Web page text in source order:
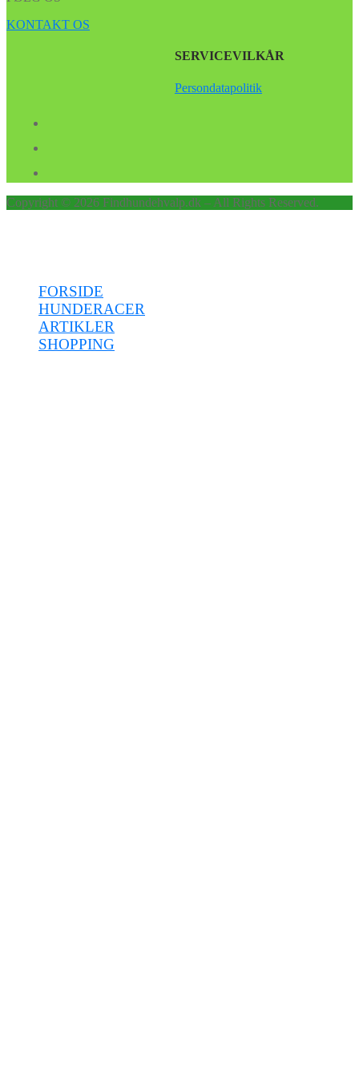
KONTAKT OS
SERVICEVILKÅR
Persondatapolitik
Copyright © 2026 Findhundehvalp.dk – All Rights Reserved.
FORSIDE
HUNDERACER
ARTIKLER
SHOPPING